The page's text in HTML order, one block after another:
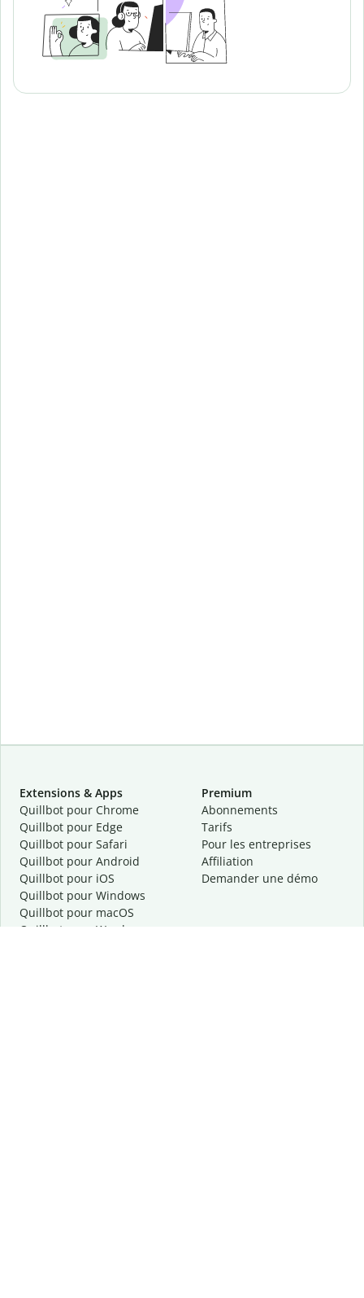
Extensions & Apps
Quillbot pour Chrome
Quillbot pour Edge
Quillbot pour Safari
Quillbot pour Android
Quillbot pour iOS
Quillbot pour Windows
Quillbot pour macOS
Quillbot pour Word
Premium
Abonnements
Tarifs
Pour les entreprises
Affiliation
Demander une démo